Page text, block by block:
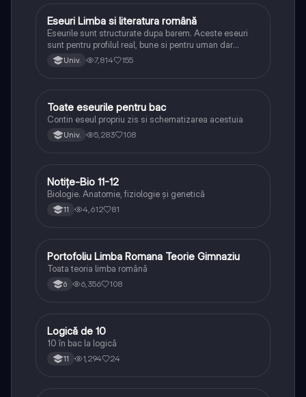
Limba și literatura română
Eseuri Limba si literatura română
Eseurile sunt structurate dupa barem. Aceste eseuri
sunt pentru profilul real, bune si pentru uman dar
lipsesc relatiile dintre personaje si caracrerizarile.
Univ. 7,814 155
Limba și literatura română
Toate eseurile pentru bac
Contin eseul propriu zis si schematizarea acestuia
Univ. 5,283 108
Biologie
Notițe-Bio 11-12
Biologie. Anatomie, fiziologie și genetică
11 4,612 81
Limba și literatura română
Portofoliu Limba Romana Teorie Gimnaziu
Toata teoria limba română
6 6,356 108
Logică
Logică de 10
10 în bac la logică
11 1,294 24